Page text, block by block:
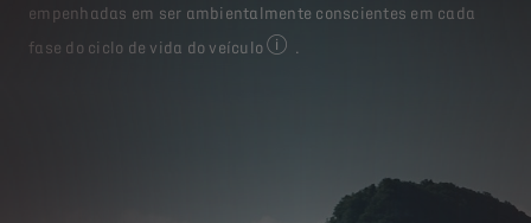
empenhadas em ser ambientalmente conscientes em cada
fase do ciclo de vida do veículo